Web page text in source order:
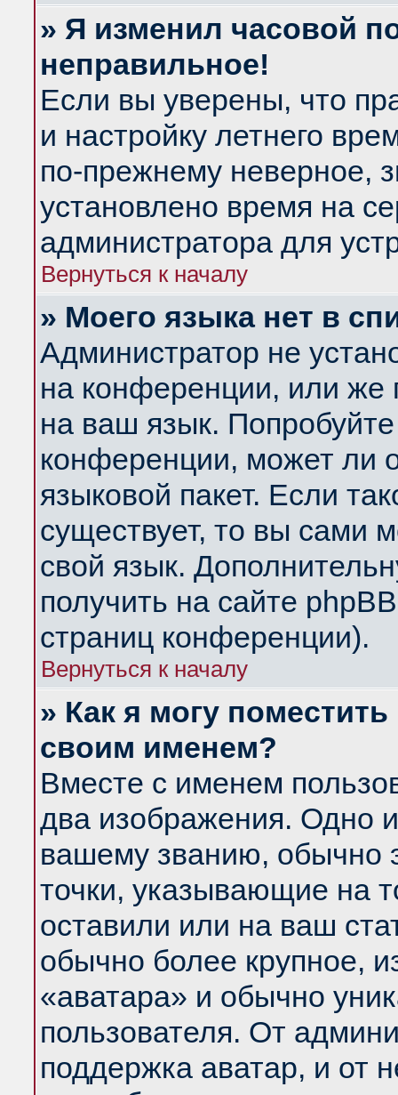
» Я изменил часовой
неправильное!
Если вы уверены, что
и настройку летнего
по-прежнему неверное,
установлено время на
администратора для
Вернуться к началу
» Моего языка нет в
Администратор не
на конференции, или же
на ваш язык.
конференции, может ли
языковой пакет. Если
существует, то вы сами
свой язык.
получить на сайте
страниц конференции).
Вернуться к началу
» Как я могу
своим именем?
Вместе с именем
два изображения. Одно
вашему званию, обычно
точки, указывающие на
оставили или на ваш
обычно более крупное,
«аватара» и обычно
пользователя. От
поддержка аватар, и от